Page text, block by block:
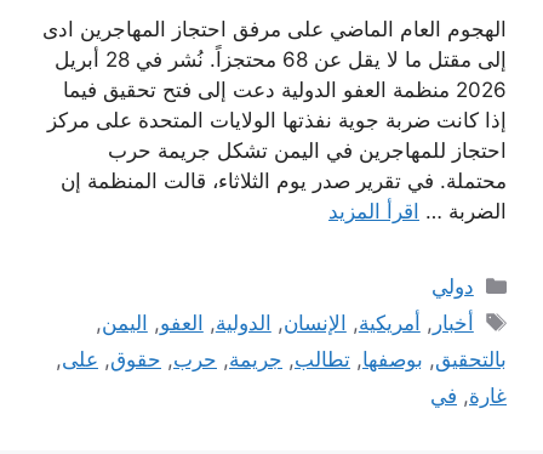
الهجوم العام الماضي على مرفق احتجاز المهاجرين ادى
إلى مقتل ما لا يقل عن 68 محتجزاً. نُشر في 28 أبريل
2026 منظمة العفو الدولية دعت إلى فتح تحقيق فيما
إذا كانت ضربة جوية نفذتها الولايات المتحدة على مركز
احتجاز للمهاجرين في اليمن تشكل جريمة حرب
محتملة. في تقرير صدر يوم الثلاثاء، قالت المنظمة إن
الضربة … اقرأ المزيد
التصنيفات
دولي
الوسوم
أخبار , أمريكية, الإنسان, الدولية, العفو, اليمن,
بالتحقيق, بوصفها, تطالب, جريمة, حرب, حقوق, على,
غارة, في